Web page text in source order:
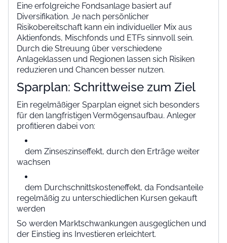
Eine erfolgreiche Fondsanlage basiert auf
Diversifikation. Je nach persönlicher
Risikobereitschaft kann ein individueller Mix aus
Aktienfonds, Mischfonds und ETFs sinnvoll sein.
Durch die Streuung über verschiedene
Anlageklassen und Regionen lassen sich Risiken
reduzieren und Chancen besser nutzen.
Sparplan: Schrittweise zum Ziel
Ein regelmäßiger Sparplan eignet sich besonders
für den langfristigen Vermögensaufbau. Anleger
profitieren dabei von:
dem Zinseszinseffekt, durch den Erträge weiter
wachsen
dem Durchschnittskosteneffekt, da Fondsanteile
regelmäßig zu unterschiedlichen Kursen gekauft
werden
So werden Marktschwankungen ausgeglichen und
der Einstieg ins Investieren erleichtert.